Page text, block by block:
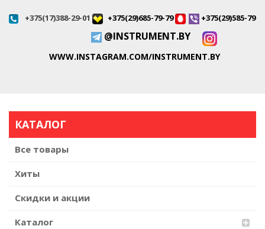
+375(17)388-29-01 +375(29)685-79-79 +375(29)585-79-
@INSTRUMENT.BY
WWW.INSTAGRAM.COM/INSTRUMENT.BY
КАТАЛОГ
Все товары
Хиты
Скидки и акции
Каталог